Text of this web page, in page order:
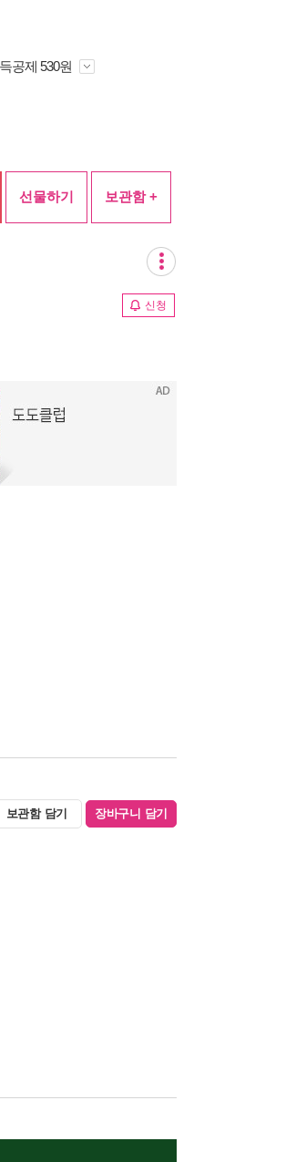
공제 530원
선물하기 보관함 +
신청
보관함 담기 장바구니 담기